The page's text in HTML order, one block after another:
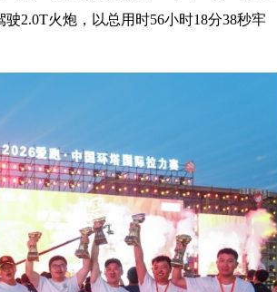
2.0T火炮，以总用时56小时18分38秒牢